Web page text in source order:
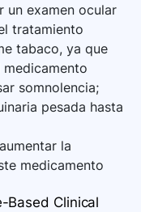
un examen ocular
tratamiento
tabaco, ya que
somnolencia;
pesada hasta
la
medicamento
Based Clinical